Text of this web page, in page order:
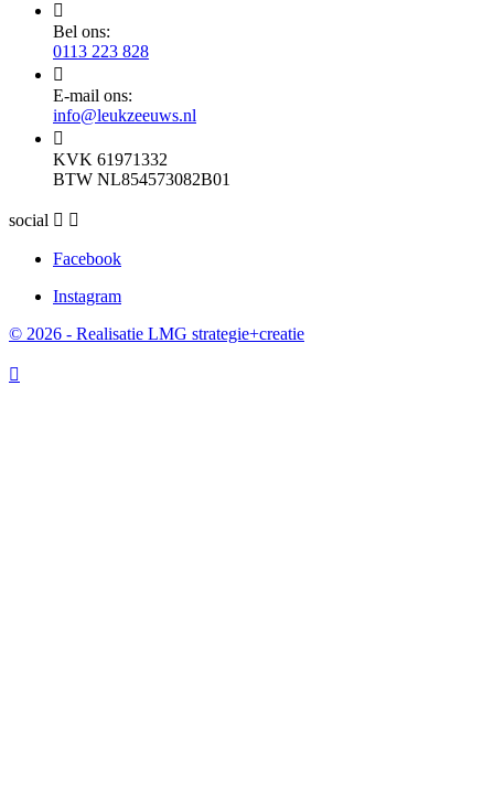

Bel ons:
0113 223 828

E-mail ons:
info@leukzeeuws.nl

KVK 61971332
BTW NL854573082B01
social  
Facebook
Instagram
© 2026 - Realisatie LMG strategie+creatie
